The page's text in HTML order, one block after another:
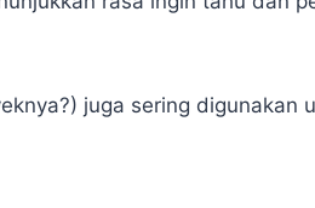
juga sering digunakan